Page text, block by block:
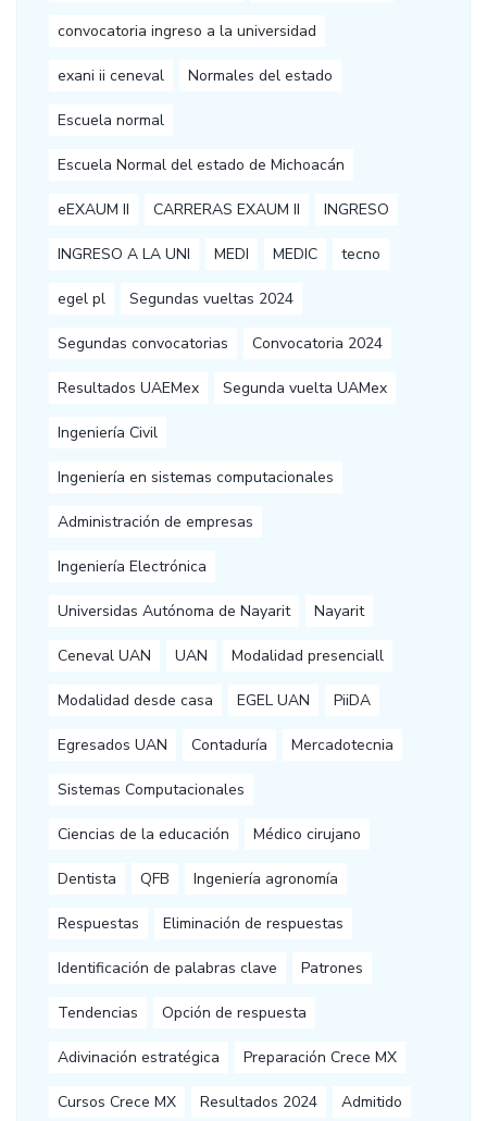
convocatoria ingreso a la universidad
exani ii ceneval Normales del estado
Escuela normal
Escuela Normal del estado de Michoacán
eEXAUM II CARRERAS EXAUM II INGRESO
INGRESO A LA UNI MEDI MEDIC tecno
egel pl Segundas vueltas 2024
Segundas convocatorias Convocatoria 2024
Resultados UAEMex Segunda vuelta UAMex
Ingeniería Civil
Ingeniería en sistemas computacionales
Administración de empresas
Ingeniería Electrónica
Universidas Autónoma de Nayarit Nayarit
Ceneval UAN UAN Modalidad presenciall
Modalidad desde casa EGEL UAN PiiDA
Egresados UAN Contaduría Mercadotecnia
Sistemas Computacionales
Ciencias de la educación Médico cirujano
Dentista QFB Ingeniería agronomía
Respuestas Eliminación de respuestas
Identificación de palabras clave Patrones
Tendencias Opción de respuesta
Adivinación estratégica Preparación Crece MX
Cursos Crece MX Resultados 2024 Admitido